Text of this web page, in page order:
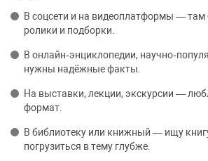
В соцсети и на видеоплатформы —
ролики и подборки.
В онлайн‑энциклопедии,
нужны надёжные факты.
На выставки, лекции, экскурсии —
формат.
В библиотеку или книжный — ищу
погрузиться в тему глубже.